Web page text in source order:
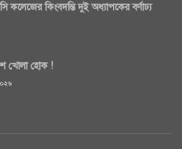
কলেজের কিংবদন্তি দুই অধ্যাপকের বর্ণাঢ্য
খোলা হোক !